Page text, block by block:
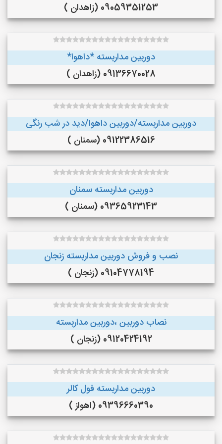
09059351253 (زاهدان )
دوربین مداربسته *داهوا*
09136670028 (زاهدان )
دوربین مداربسته/دوربین داهوا/دید در شب رنگی
09122386516 (سمنان )
دوربین مداربسته سمنان
09365923143 (سمنان )
نصب و فروش دوربین مداربسته زنجان
09104778194 (زنجان )
نصاب دوربین ،دوربین مداربسته
09120424192 (زنجان )
دوربین مداربسته فول کالر
09396660390 (اهواز )